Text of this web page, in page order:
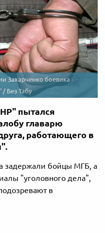
Захарченко боевика
Без Табу
пытался
главарю
работающего в
задержали бойцы МГБ, а
"уголовного дела",
в